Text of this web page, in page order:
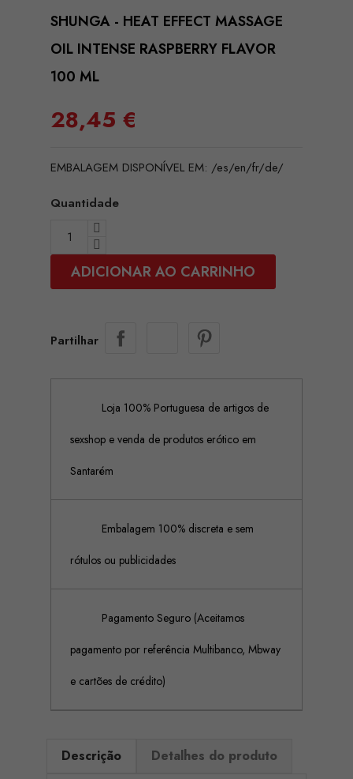
SHUNGA - HEAT EFFECT MASSAGE
OIL INTENSE RASPBERRY FLAVOR
100 ML
28,45 €
EMBALAGEM DISPONÍVEL EM: /es/en/fr/de/
Quantidade
ADICIONAR AO CARRINHO
Partilhar
Loja 100% Portuguesa de artigos de
sexshop e venda de produtos erótico em
Santarém
Embalagem 100% discreta e sem
rótulos ou publicidades
Pagamento Seguro (Aceitamos
pagamento por referência Multibanco, Mbway
e cartões de crédito)
Descrição Detalhes do produto